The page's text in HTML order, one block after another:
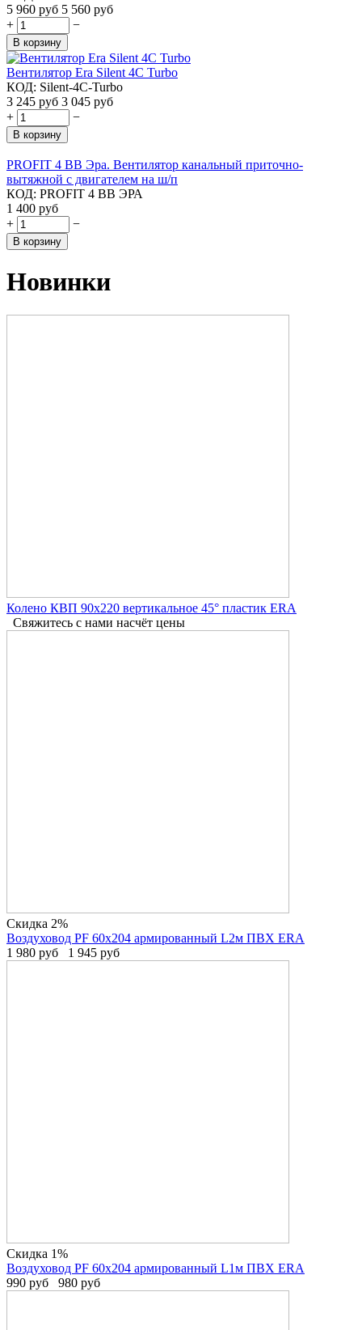
5 960 руб 5 560 руб
+
−
В корзину
Вентилятор Era Silent 4C Turbo
КОД: Silent-4C-Turbo
3 245 руб 3 045 руб
+
−
В корзину
PROFIT 4 ВВ Эра. Вентилятор канальный приточно-
вытяжной с двигателем на ш/п
КОД: PROFIT 4 BB ЭРА
1 400 руб
+
−
В корзину
Новинки
Колено КВП 90х220 вертикальное 45° пластик ERA
Свяжитесь с нами насчёт цены
Скидка 2%
Воздуховод PF 60х204 армированный L2м ПВХ ERA
1 980 руб 1 945 руб
Скидка 1%
Воздуховод PF 60х204 армированный L1м ПВХ ERA
990 руб 980 руб